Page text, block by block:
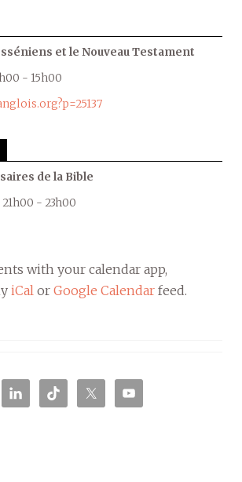
et le Nouveau Testament
- 15h00
de la Bible
21h00 - 23h00
with your calendar app,
iCal or Google Calendar feed.